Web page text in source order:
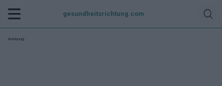
gesundheitsrichtung.com
Werbung: